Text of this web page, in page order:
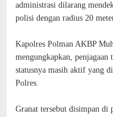
administrasi dilarang
polisi dengan radius 20
Kapolres Polman AKBP
mengungkapkan, penjagaan
statusnya masih aktif yang
Polres.
Granat tersebut disimpan di